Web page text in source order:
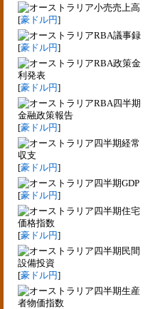
小売売上高
[豪ドル円]
RBA議事録
[豪ドル円]
RBA政策金
利発表
[豪ドル円]
RBA四半期
金融政策報告
[豪ドル円]
四半期経常
収支
[豪ドル円]
四半期GDP
[豪ドル円]
四半期住宅
価格指数
[豪ドル円]
四半期民間
設備投資
[豪ドル円]
四半期生産
者物価指数